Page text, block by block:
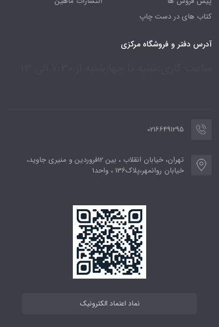
کتاب های در دست چاپ
آدرس دفتر و فروشگاه مرکزی
02166491295
تهران، خیابان انقلاب ، بین 12فروردین و منیری جاوید،
خیابان روانمهر،پلاک136 ، واحد1
نماد اعتماد الکترونیک